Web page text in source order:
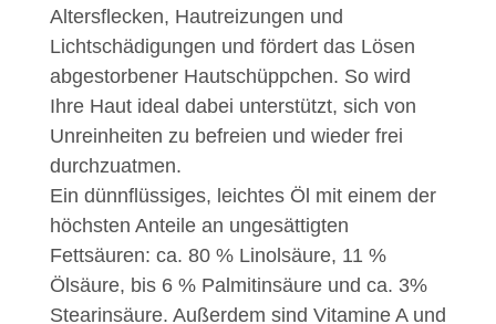
Altersflecken, Hautreizungen und
Lichtschädigungen und fördert das Lösen
abgestorbener Hautschüppchen. So wird
Ihre Haut ideal dabei unterstützt, sich von
Unreinheiten zu befreien und wieder frei
durchzuatmen.
Ein dünnflüssiges, leichtes Öl mit einem der
höchsten Anteile an ungesättigten
Fettsäuren: ca. 80 % Linolsäure, 11 %
Ölsäure, bis 6 % Palmitinsäure und ca. 3%
Stearinsäure. Außerdem sind Vitamine A und